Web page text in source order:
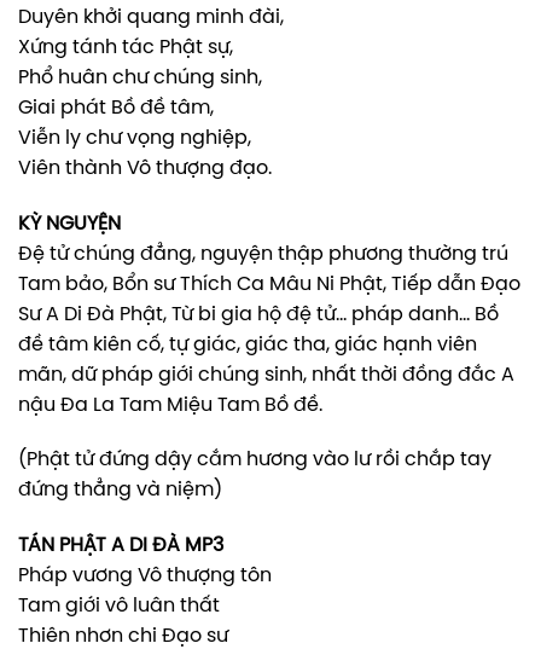
Duyên khởi quang minh đài,
Xứng tánh tác Phật sự,
Phổ huân chư chúng sinh,
Giai phát Bồ đề tâm,
Viễn ly chư vọng nghiệp,
Viên thành Vô thượng đạo.
KỲ NGUYỆN
Đệ tử chúng đẳng, nguyện thập phương thường trú
Tam bảo, Bổn sư Thích Ca Mâu Ni Phật, Tiếp dẫn Đạo
Sư A Di Đà Phật, Từ bi gia hộ đệ tử… pháp danh… Bồ
đề tâm kiên cố, tự giác, giác tha, giác hạnh viên
mãn, dữ pháp giới chúng sinh, nhất thời đồng đắc A
nậu Đa La Tam Miệu Tam Bồ đề.
(Phật tử đứng dậy cắm hương vào lư rồi chắp tay
đứng thẳng và niệm)
TÁN PHẬT A DI ĐÀ MP3
Pháp vương Vô thượng tôn
Tam giới vô luân thất
Thiên nhơn chi Đạo sư